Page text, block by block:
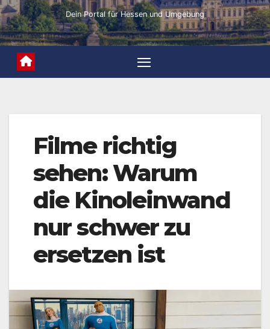
Dein Portal für Hessen und Umgebung
Filme richtig
sehen: Warum
die Kinoleinwand
nur schwer zu
ersetzen ist